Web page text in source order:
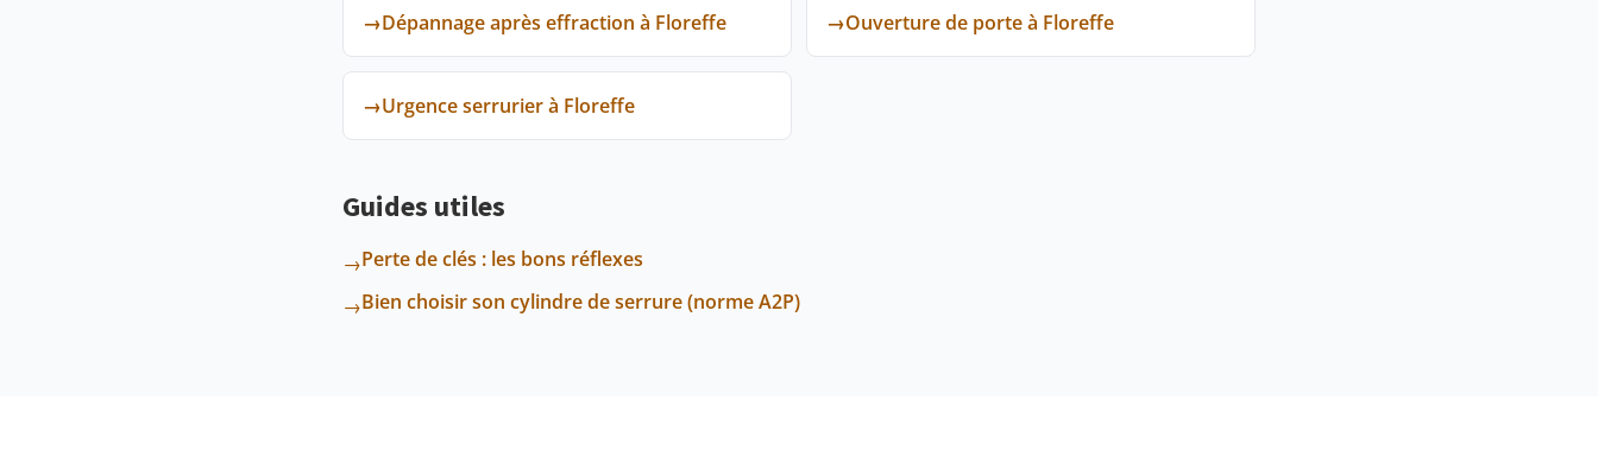
→Dépannage après effraction à Floreffe →Ouverture de porte à Floreffe
→Urgence serrurier à Floreffe
Guides utiles
→Perte de clés : les bons réflexes
→Bien choisir son cylindre de serrure (norme A2P)